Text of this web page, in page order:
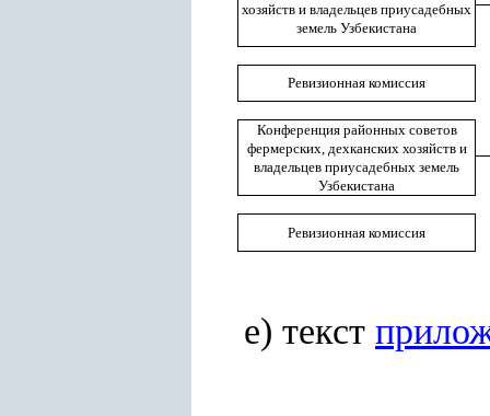
хозяйств и владельцев приусадебных
земель Узбекистана
Ревизионная комиссия
Конференция районных советов
фермерских, дехканских хозяйств и
владельцев приусадебных земель
Узбекистана
Ревизионная комиссия
е) текст